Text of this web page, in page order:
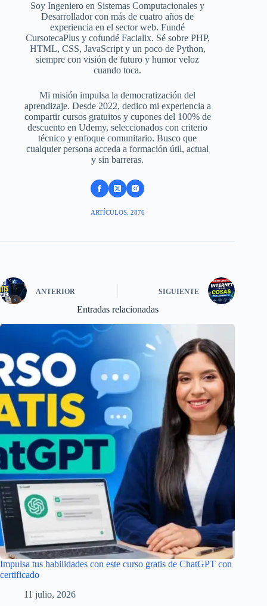
Soy Ingeniero en Sistemas Computacionales y
Desarrollador con más de cuatro años de
experiencia en el sector web. Fundé
CursotecaPlus y cofundé Facialix. Sé sobre PHP,
HTML, CSS, JavaScript y un poco de Python,
siempre con visión de futuro y humor veloz
cuando toca.
Mi misión impulsa la democratización del
aprendizaje. Desde 2022, dedico mi experiencia a
compartir cursos gratuitos y cupones del 100% de
descuento en Udemy, seleccionados con criterio
técnico y enfoque comunitario. Busco que
cualquier persona acceda a formación útil, actual
y sin barreras.
ARTÍCULOS: 2876
ANTERIOR SIGUIENTE
Entradas relacionadas
Impulsa tus habilidades con este curso gratis de ChatGPT con
certificado
11 julio, 2026